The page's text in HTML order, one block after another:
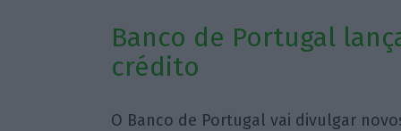
Banco de Portugal
crédito
O Banco de Portugal vai divulgar